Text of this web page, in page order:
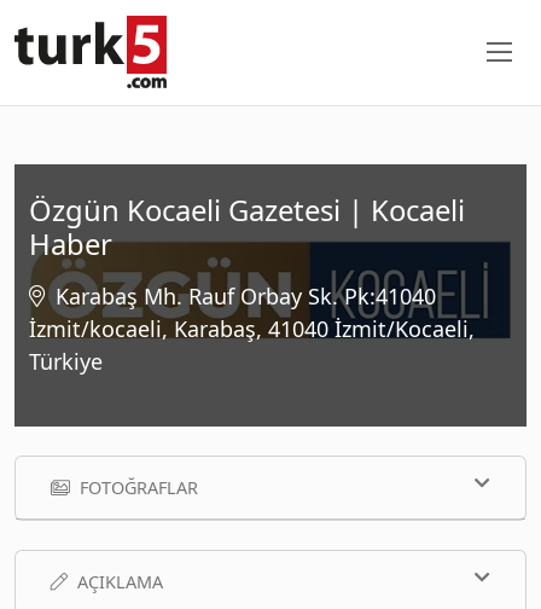
Özgün Kocaeli Gazetesi | Kocaeli
Haber
Karabaş Mh. Rauf Orbay Sk. Pk:41040
İzmit/kocaeli, Karabaş, 41040 İzmit/Kocaeli,
Türkiye
FOTOĞRAFLAR
AÇIKLAMA